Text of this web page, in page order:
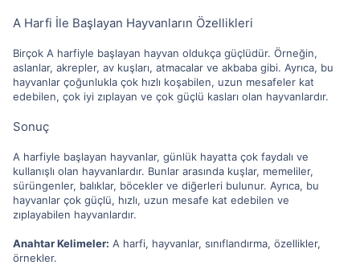
A Harfi İle Başlayan Hayvanların Özellikleri
Birçok A harfiyle başlayan hayvan oldukça güçlüdür. Örneğin,
aslanlar, akrepler, av kuşları, atmacalar ve akbaba gibi. Ayrıca, bu
hayvanlar çoğunlukla çok hızlı koşabilen, uzun mesafeler kat
edebilen, çok iyi zıplayan ve çok güçlü kasları olan hayvanlardır.
Sonuç
A harfiyle başlayan hayvanlar, günlük hayatta çok faydalı ve
kullanışlı olan hayvanlardır. Bunlar arasında kuşlar, memeliler,
sürüngenler, balıklar, böcekler ve diğerleri bulunur. Ayrıca, bu
hayvanlar çok güçlü, hızlı, uzun mesafe kat edebilen ve
zıplayabilen hayvanlardır.
Anahtar Kelimeler: A harfi, hayvanlar, sınıflandırma, özellikler,
örnekler.